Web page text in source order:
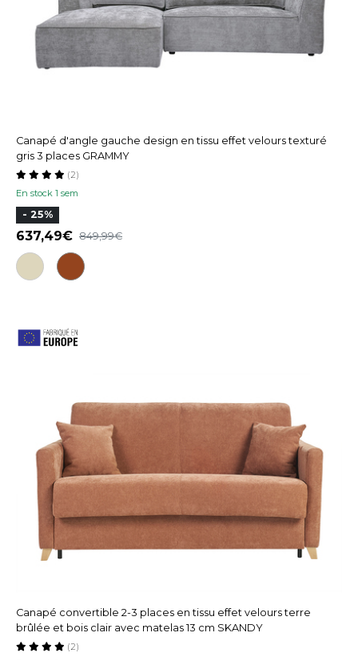
Canapé d'angle gauche design en tissu effet velours texturé
gris 3 places GRAMMY
En stock 1 sem
(2)
- 25%
637,49 849,99
Canapé convertible 2-3 places en tissu effet velours terre
brûlée et bois clair avec matelas 13 cm SKANDY
(2)